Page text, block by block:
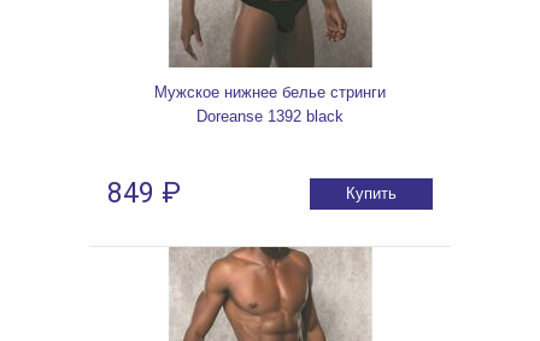
Мужское нижнее белье стринги
Doreanse 1392 black
849 ₽ Купить